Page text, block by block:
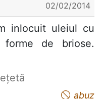
02/02/2014
inlocuit uleiul cu
de briose.
abuz